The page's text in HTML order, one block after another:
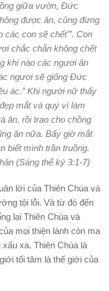
giữa vườn, Đức
được ăn, cũng đừng
con sẽ chết’”. Con
chắc chắn không chết
khi nào các ngươi ăn
ngươi sẽ giống Đức
ác.” Khi người nữ thấy
mắt và quý vì làm
ăn, rồi trao cho chồng
ăn nữa. Bấy giờ mắt
biết mình trần truồng.
(Sáng thế ký 3:1-7)
lời của Thiên Chúa và
tội lỗi. Và từ đó đến
lại Thiên Chúa và
mọi thiện lành còn ma
xa. Thiên Chúa là
tối tăm là thế giới của